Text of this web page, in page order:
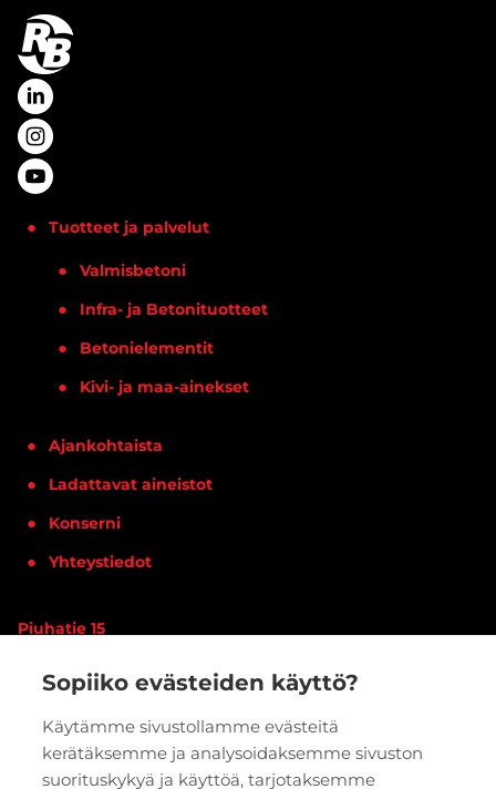
Sopiiko evästeiden käyttö?
Käytämme sivustollamme evästeitä
kerätäksemme ja analysoidaksemme sivuston
suorituskykyä ja käyttöä, tarjotaksemme
Tuotteet ja palvelut
Valmisbetoni
Infra- ja Betonituotteet
Betonielementit
Kivi- ja maa-ainekset
Ajankohtaista
Ladattavat aineistot
Konserni
Yhteystiedot
Piuhatie 15
PYYDÄ TARJOUS VERKKOKAUPPA